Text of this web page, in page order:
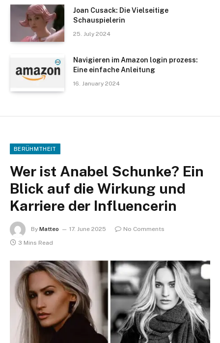
Joan Cusack: Die Vielseitige
Schauspielerin
25. July 2024
Navigieren im Amazon login prozess:
Eine einfache Anleitung
16. January 2024
BERÜHMTHEIT
Wer ist Anabel Schunke? Ein
Blick auf die Wirkung und
Karriere der Influencerin
By Matteo 17. June 2025
No Comments
3 Mins Read